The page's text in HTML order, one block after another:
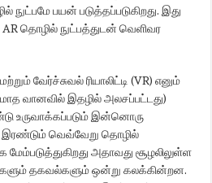
நுட்பமே பயன் படுத்தப்படுகிறது. இது
தொழில் நுட்பத்துடன் வெளிவர
வேர்ச்சுவல் ரியாலிட்டி (VR) எனும்
வானவில் இதழில் அலசப்பட்டது)
உருவாக்கப்படும் இன்னொரு
இரண்டும் வெவ்வேறு தொழில்
மேம்படுத்துகிறது அதாவது சூழலிலுள்ள
தகவல்களும் ஒன்று கலக்கின்றன.